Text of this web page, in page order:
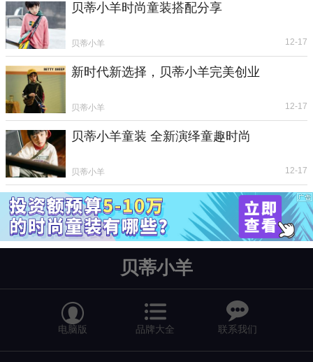
贝蒂小羊时尚童装搭配分享
贝蒂小羊 12-17
新时代新选择，贝蒂小羊完美创业
贝蒂小羊 12-17
贝蒂小羊童装 全新演绎童趣时尚
贝蒂小羊 12-17
贝蒂小羊

电脑版 品牌大全

联系我们